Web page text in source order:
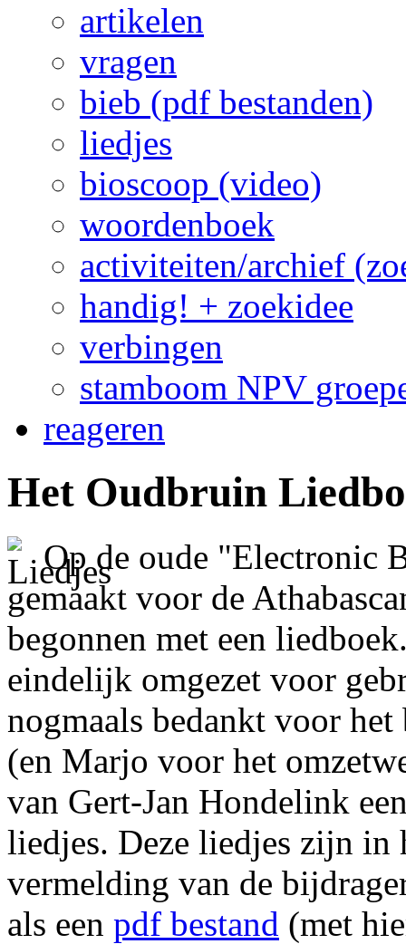
artikelen
vragen
bieb (pdf bestanden)
liedjes
bioscoop (video)
woordenboek
activiteiten/archief
handig! + zoekidee
verbingen
stamboom NPV
reageren
Het Oudbruin
Op de oude "Electronic
gemaakt voor de
begonnen met een
eindelijk omgezet voor
nogmaals bedankt voor
(en Marjo voor het
van Gert-Jan Hondelink
liedjes. Deze liedjes zijn in
vermelding van de
als een pdf bestand (met